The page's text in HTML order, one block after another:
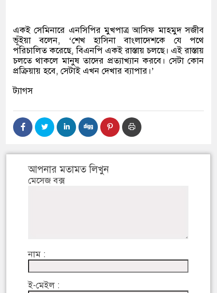
একই সেমিনারে এনসিপির মুখপাত্র আসিফ মাহমুদ সজীব
ভূঁইয়া বলেন, ‘শেখ হাসিনা বাংলাদেশকে যে পথে
পরিচালিত করেছে, বিএনপি একই রাস্তায় চলছে। এই রাস্তায়
চলতে থাকলে মানুষ তাদের প্রত্যাখ্যান করবে। সেটা কোন
প্রক্রিয়ায় হবে, সেটাই এখন দেখার ব্যাপার।’
ট্যাগস
আপনার মতামত লিখুন
মেসেজ বক্স
নাম :
ই-মেইল :